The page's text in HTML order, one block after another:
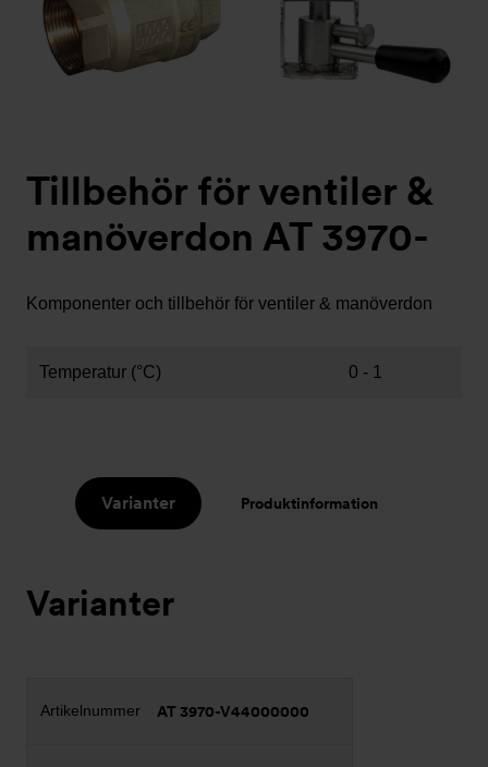
Tillbehör för ventiler &
manöverdon AT 3970-
Komponenter och tillbehör för ventiler & manöverdon
Temperatur (°C) 0 - 1
Varianter Produktinformation
Varianter
AT 3970-V44000000